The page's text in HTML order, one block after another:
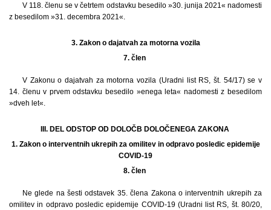
V 118. členu se v četrtem odstavku besedilo »30. junija 2021« nadomesti
z besedilom »31. decembra 2021«.
3. Zakon o dajatvah za motorna vozila
7. člen
V Zakonu o dajatvah za motorna vozila (Uradni list RS, št. 54/17) se v
14. členu v prvem odstavku besedilo »enega leta« nadomesti z besedilom
»dveh let«.
III. DEL ODSTOP OD DOLOČB DOLOČENEGA ZAKONA
1. Zakon o interventnih ukrepih za omilitev in odpravo posledic epidemije
COVID-19
8. člen
Ne glede na šesti odstavek 35. člena Zakona o interventnih ukrepih za
omilitev in odpravo posledic epidemije COVID-19 (Uradni list RS, št. 80/20,